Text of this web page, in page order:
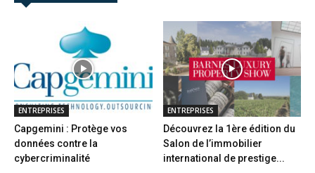
ENTREPRISES
Capgemini : Protège vos
données contre la
cybercriminalité
ENTREPRISES
Découvrez la 1ère édition du
Salon de l’immobilier
international de prestige...